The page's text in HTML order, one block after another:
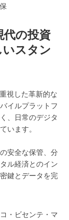
代の投資
スタン
視した革新的な
イルプラットフ
、日常のデジタ
います。
安全な保管、分
ル経済とのイン
鍵とデータを完
・ビセンテ・マ